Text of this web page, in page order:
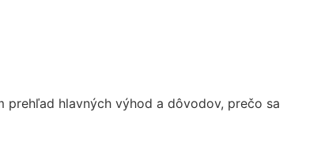
prehľad hlavných výhod a dôvodov, prečo sa